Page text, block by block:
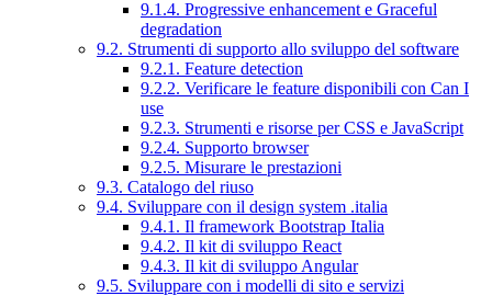
9.1.4. Progressive enhancement e Graceful
degradation
9.2. Strumenti di supporto allo sviluppo del software
9.2.1. Feature detection
9.2.2. Verificare le feature disponibili con Can I
use
9.2.3. Strumenti e risorse per CSS e JavaScript
9.2.4. Supporto browser
9.2.5. Misurare le prestazioni
9.3. Catalogo del riuso
9.4. Sviluppare con il design system .italia
9.4.1. Il framework Bootstrap Italia
9.4.2. Il kit di sviluppo React
9.4.3. Il kit di sviluppo Angular
9.5. Sviluppare con i modelli di sito e servizi